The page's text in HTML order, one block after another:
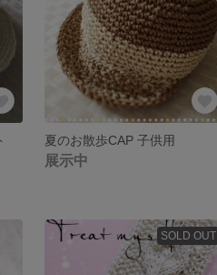
夏のお散歩CAP 子供用
展示中
SOLD OUT